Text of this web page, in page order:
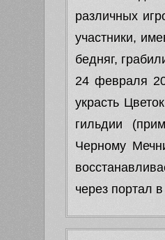
различных
участники,
бедняг,
24 февраля
украсть
гильдии
Черному
через портал